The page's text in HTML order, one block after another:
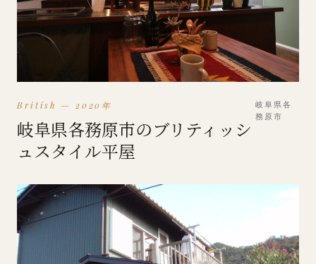
British — 2020年
岐阜県各務原市のブリティッシ
ュスタイル平屋
岐阜県各
務原市